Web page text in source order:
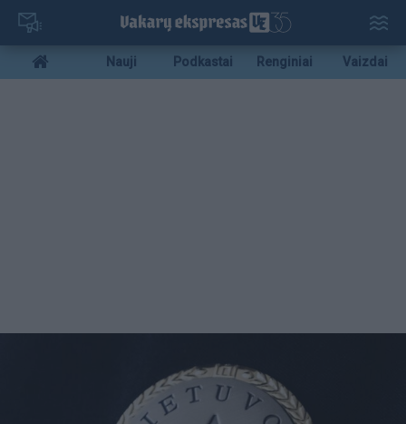
Pereiti
pagrindinį
turinį
Mobile
menu
Nauji Podkastai Renginiai Vaizdai